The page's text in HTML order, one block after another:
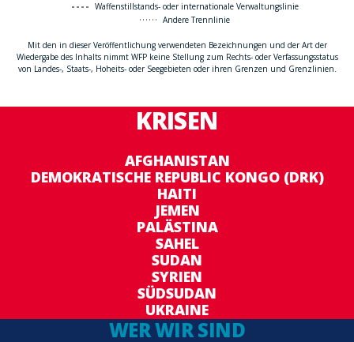
Waffenstillstands- oder internationale Verwaltungslinie
Andere Trennlinie
Mit den in dieser Veröffentlichung verwendeten Bezeichnungen und der Art der
Wiedergabe des Inhalts nimmt WFP keine Stellung zum Rechts- oder Verfassungsstatus
von Landes-, Staats-, Hoheits- oder Seegebieten oder ihren Grenzen und Grenzlinien.
KRISEN
AFGHANISTAN
DEMOKRATISCHE REPUBLIC KONGO (DRK)
HAITI
JEMEN
PALÄSTINA
SAHEL
SUDAN
SYRIEN
SÜDSUDAN
UKRAINE
WER WIR SIND